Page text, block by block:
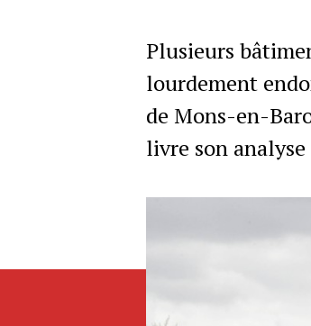
Plusieurs
lourdement
de Mons-en-
livre son